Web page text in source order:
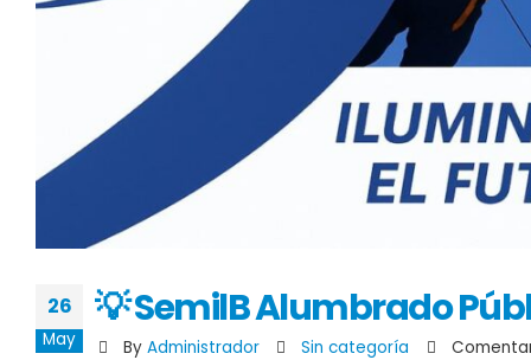
26
May
💡 SemilB Alumbrado
By Administrador Sin categoría